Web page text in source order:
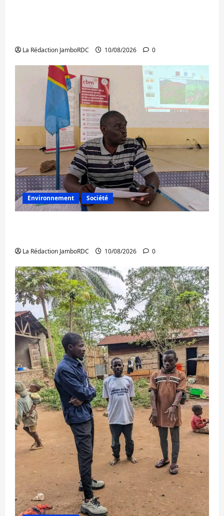
La Rédaction JamboRDC 10/08/2026 0
Environnement Société
La Rédaction JamboRDC 10/08/2026 0